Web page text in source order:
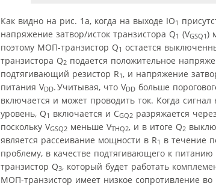
Как видно на рис. 1a, когда на выходе IO1
напряжение затвор/исток транзистора Q1 (VGSQ1)
поэтому МОП-транзистор Q1 остается
транзистора Q2 подается положительное
подтягивающий резистор R1 , и напряжение
питания VDD. Учитывая, что VDD больше
включается и может проводить ток. Когда сигнал
уровень, Q1 включается и CGQ2 разряжается
поскольку VGSQ2 меньше VTHQ2, и в итоге Q2
является рассеивание мощности в R1 в течение
проблему, в качестве подтягивающего к
транзистор Q3, который будет работать
МОП-транзистор имеет низкое сопротивление